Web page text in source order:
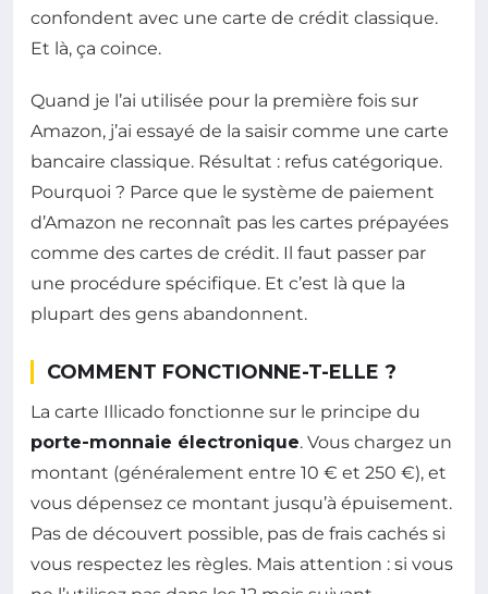
confondent avec une carte de crédit classique.
Et là, ça coince.
Quand je l’ai utilisée pour la première fois sur
Amazon, j’ai essayé de la saisir comme une carte
bancaire classique. Résultat : refus catégorique.
Pourquoi ? Parce que le système de paiement
d’Amazon ne reconnaît pas les cartes prépayées
comme des cartes de crédit. Il faut passer par
une procédure spécifique. Et c’est là que la
plupart des gens abandonnent.
COMMENT FONCTIONNE-T-ELLE ?
La carte Illicado fonctionne sur le principe du
porte-monnaie électronique. Vous chargez un
montant (généralement entre 10 € et 250 €), et
vous dépensez ce montant jusqu’à épuisement.
Pas de découvert possible, pas de frais cachés si
vous respectez les règles. Mais attention : si vous